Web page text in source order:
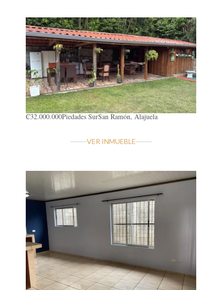
₡32.000.000Piedades SurSan Ramón, Alajuela
VER INMUEBLE